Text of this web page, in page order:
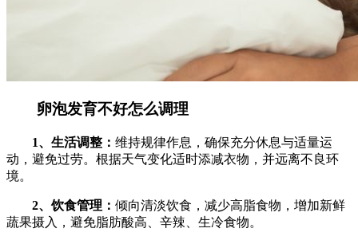
卵泡发育不好怎么调理
1、生活调整： 维持规律作息，确保充分休息与适量运
动，避免过劳。根据天气变化适时添减衣物，并远离不良环
境。
2、饮食管理： 倾向清淡饮食，减少高脂食物，增加新鲜
蔬果摄入，避免脂肪酸高、辛辣、生冷食物。